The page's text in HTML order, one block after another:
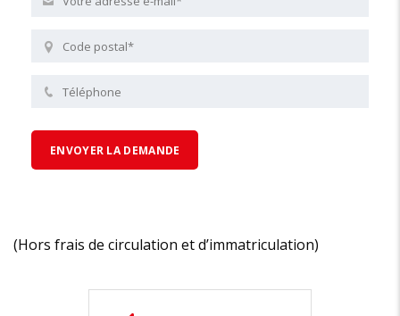
(Hors frais de circulation et d’immatriculation)